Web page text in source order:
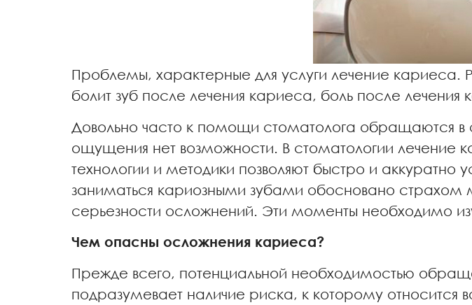
Проблемы, характерные для услуги лечение
болит зуб после лечения кариеса, боль после лечения
Довольно часто к помощи стоматолога обращаются
ощущения нет возможности. В стоматологии
технологии и методики позволяют быстро и
заниматься кариозными зубами обосновано
серьезности осложнений. Эти моменты необходимо
Чем опасны осложнения кариеса?
Прежде всего, потенциальной необходимостью
подразумевает наличие риска, к которому относится